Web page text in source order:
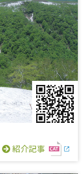
紹介記事